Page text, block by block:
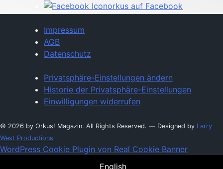
orkus auf Facebook
Impressum
AGB
Datenschutz
Privatsphäre-Einstellungen ändern
Historie der Privatsphäre-Einstellungen
Einwilligungen widerrufen
© 2026 by Orkus! Magazin. All Rights Reserved. ― Designed by Larry
West Productions
WordPress Cookie Plugin von Real Cookie Banner
English